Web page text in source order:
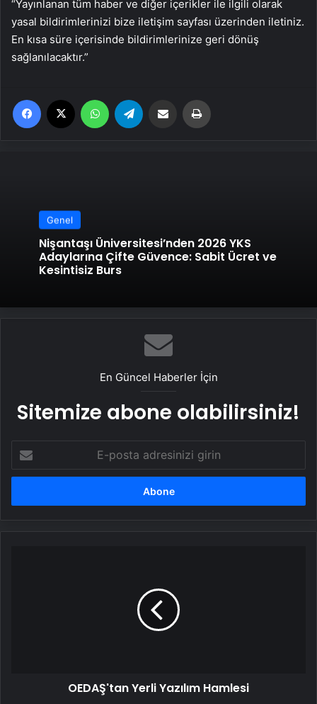
“Yayınlanan tüm haber ve diğer içerikler ile ilgili olarak
yasal bildirimlerinizi bize iletişim sayfası üzerinden iletiniz.
En kısa süre içerisinde bildirimlerinize geri dönüş
sağlanılacaktır.”
Facebook WhatsApp Email'den paylaş
Genel
Nişantaşı Üniversitesi’nden 2026 YKS
Adaylarına Çifte Güvence: Sabit Ücret ve
Kesintisiz Burs
En Güncel Haberler İçin
Sitemize abone olabilirsiniz!
posta
adresinizi
OEDAŞ'tan Yerli Yazılım Hamlesi